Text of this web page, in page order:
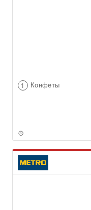
1 Конфеты